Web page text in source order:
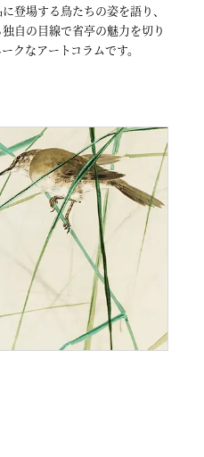
登場する鳥たちの姿を語り、
自の目線で省亭の魅力を切り
クなアートコラムです。